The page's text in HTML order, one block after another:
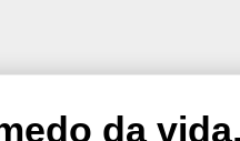
da